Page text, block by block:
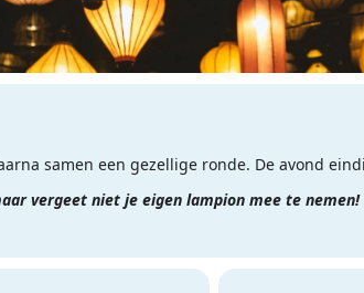
samen een gezellige ronde. De avond
vergeet niet je eigen lampion mee te nemen!